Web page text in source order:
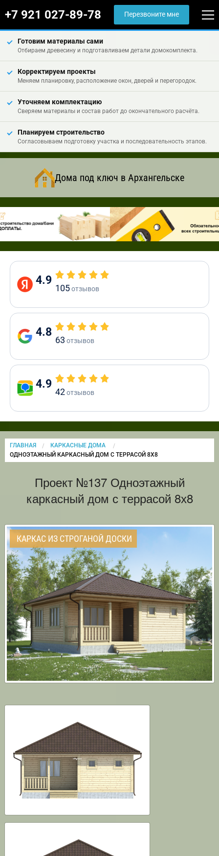
+7 921 027-89-78 Перезвоните мне
Готовим материалы сами
Отбираем древесину и подготавливаем детали домокомплекта.
Корректируем проекты
Меняем планировку, расположение окон, дверей и перегородок.
Уточняем комплектацию
Сверяем материалы и состав работ до окончательного расчёта.
Планируем строительство
Согласовываем подготовку участка и последовательность этапов.
Дома под ключ в Архангельске
4.9
105отзывов
4.8
63 отзывов
4.9
42отзывов
ГЛАВНАЯ
КАРКАСНЫЕ ДОМА
CURRENT:
ОДНОЭТАЖНЫЙ КАРКАСНЫЙ ДОМ С ТЕРРАСОЙ 8Х8
Проект №137 Одноэтажный
каркасный дом с террасой 8х8
КАРКАС ИЗ СТРОГАНОЙ ДОСКИ